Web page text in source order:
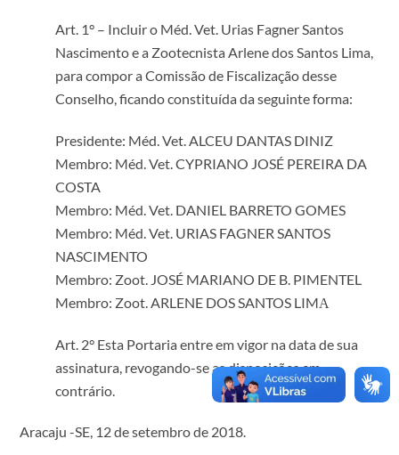
Art. 1° – Incluir o Méd. Vet. Urias Fagner Santos
Nascimento e a Zootecnista Arlene dos Santos Lima,
para compor a Comissão de Fiscalização desse
Conselho, ficando constituída da seguinte forma:
Presidente: Méd. Vet. ALCEU DANTAS DINIZ
Membro: Méd. Vet. CYPRIANO JOSÉ PEREIRA DA
COSTA
Membro: Méd. Vet. DANIEL BARRETO GOMES
Membro: Méd. Vet. URIAS FAGNER SANTOS
NASCIMENTO
Membro: Zoot. JOSÉ MARIANO DE B. PIMENTEL
Membro: Zoot. ARLENE DOS SANTOS LIMА
Art. 2° Esta Portaria entre em vigor na data de sua
assinatura, revogando-se as disposições em
contrário.
Aracaju -SE, 12 de setembro de 2018.